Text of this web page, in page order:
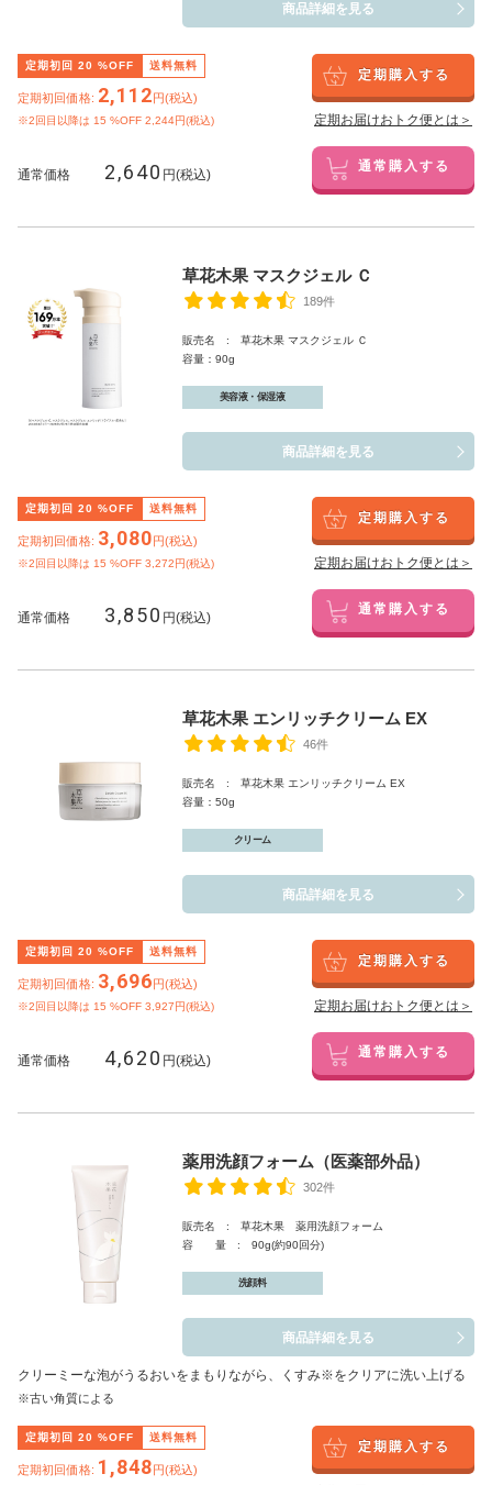
商品詳細を見る
定期初回 20 %OFF 送料無料
定期初回価格: 2,112円(税込)
※2回目以降は 15 %OFF 2,244円(税込)
定期購入する
定期お届けおトク便とは＞
通常価格 2,640 円(税込) 通常購入する
草花木果 マスクジェル Ｃ
189件
販売名 : 草花木果 マスクジェル Ｃ
容量：90g
美容液・保湿液
商品詳細を見る
定期初回 20 %OFF 送料無料
定期初回価格: 3,080円(税込)
※2回目以降は 15 %OFF 3,272円(税込)
定期購入する
定期お届けおトク便とは＞
通常価格 3,850 円(税込) 通常購入する
草花木果 エンリッチクリーム EX
46件
販売名 : 草花木果 エンリッチクリーム EX
容量：50g
クリーム
商品詳細を見る
定期初回 20 %OFF 送料無料
定期初回価格: 3,696円(税込)
※2回目以降は 15 %OFF 3,927円(税込)
定期購入する
定期お届けおトク便とは＞
通常価格 4,620 円(税込) 通常購入する
薬用洗顔フォーム（医薬部外品）
302件
販売名 : 草花木果 薬用洗顔フォーム
容 量 : 90g(約90回分)
洗顔料
商品詳細を見る
クリーミーな泡がうるおいをまもりながら、くすみ※をクリアに洗い上げる
※古い角質による
定期初回 20 %OFF 送料無料
定期初回価格: 1,848円(税込)
定期購入する